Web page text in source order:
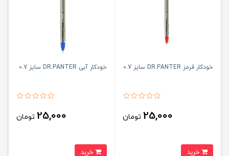
خودکار قرمز DR.PANTER سایز 0.7
25,000 تومان
خودکار آبی DR.PANTER سایز 0.7
25,000 تومان